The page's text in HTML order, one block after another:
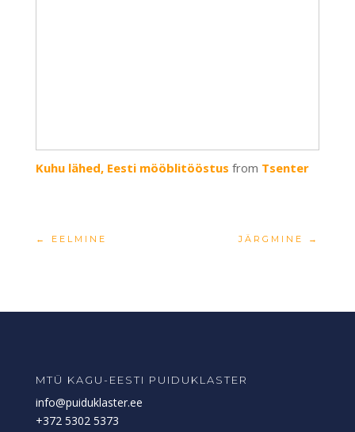
Kuhu lähed, Eesti mööblitööstus from Tsenter
← EELMINE JÄRGMINE →
MTÜ KAGU-EESTI PUIDUKLASTER
info@puiduklaster.ee
+372 5302 5373